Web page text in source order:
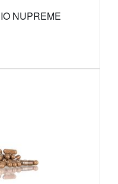
NUPREME